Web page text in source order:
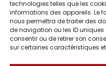
technologies telles que les
informations des appareils. Le
nous permettra de traiter des
de navigation ou les ID uniques
consentir ou de retirer son
sur certaines caractéristiques